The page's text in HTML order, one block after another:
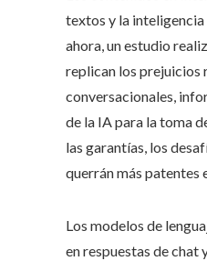
textos y la
ahora, un estudio
replican los prejuicios
conversacionales,
de la IA para la toma
las garantías, los
querrán más patentes
Los modelos de
en respuestas de chat